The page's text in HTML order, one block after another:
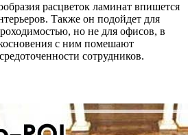
расцветок ламинат впишется
Также он подойдет для
но не для офисов, в
с ним помешают
сотрудников.